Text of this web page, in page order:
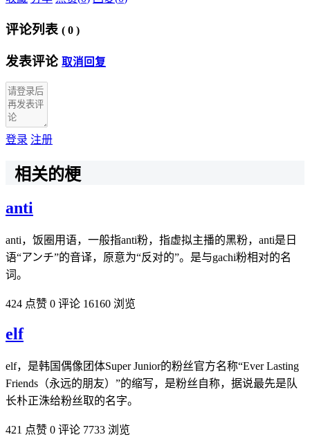
评论列表 ( 0 )
发表评论 取消回复
登录 注册
相关的梗
anti
anti，饭圈用语，一般指anti粉，指虚拟主播的黑粉，anti是日
语“アンチ”的音译，原意为“反对的”。是与gachi粉相对的名
词。
424 点赞 0 评论 16160 浏览
elf
elf，是韩国偶像团体Super Junior的粉丝官方名称“Ever Lasting
Friends（永远的朋友）”的缩写，是粉丝自称，据说最先是队
长朴正洙给粉丝取的名‌‌‌‌‌字。
421 点赞 0 评论 7733 浏览